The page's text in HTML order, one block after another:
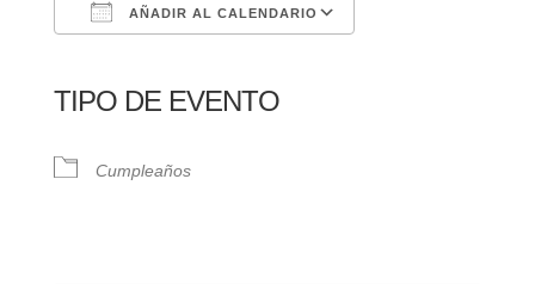
AÑADIR AL CALENDARIO
TIPO DE EVENTO
Cumpleaños